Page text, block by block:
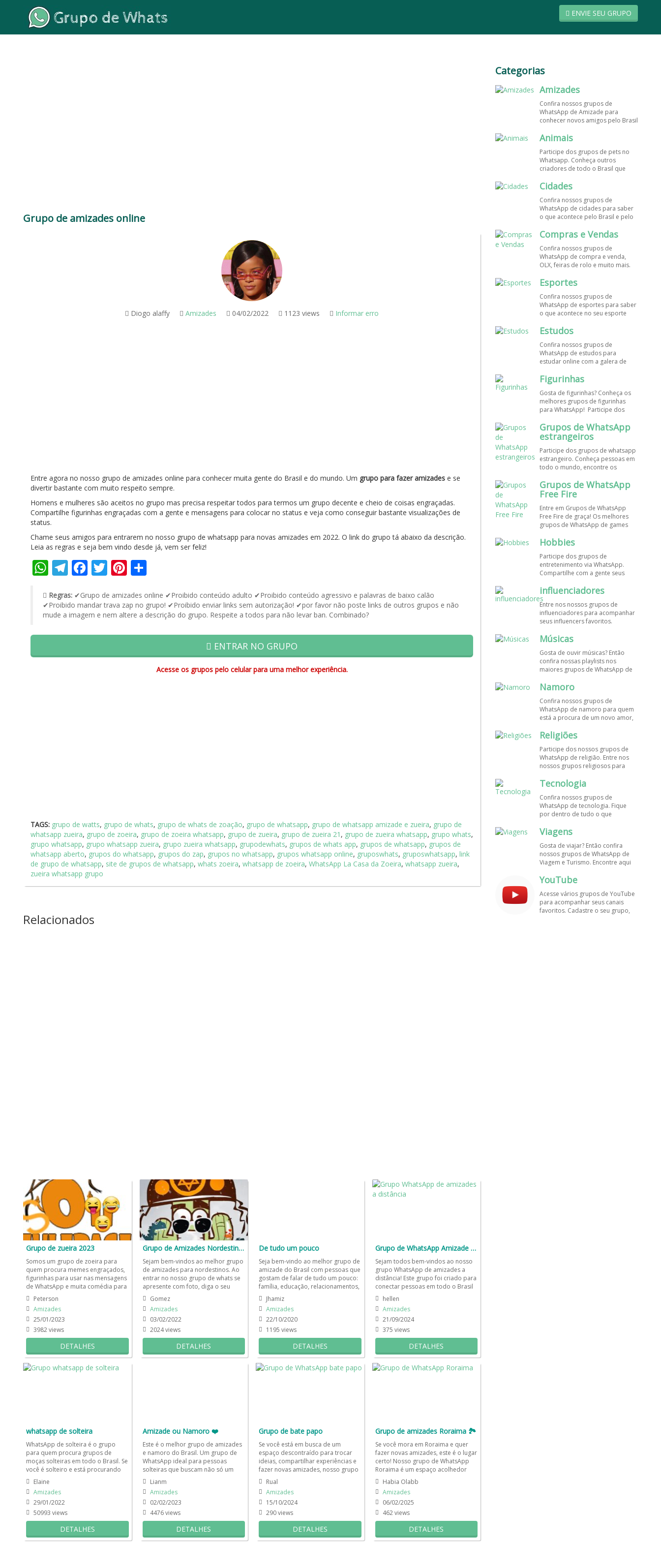
ENVIE SEU GRUPO
Grupo de amizades online
Diogo alaffy Amizades 04/02/2022 1123 views Informar erro
Entre agora no nosso grupo de amizades online para conhecer muita gente do Brasil e do mundo. Um grupo para fazer amizades e se
divertir bastante com muito respeito sempre.
Homens e mulheres são aceitos no grupo mas precisa respeitar todos para termos um grupo decente e cheio de coisas engraçadas.
Compartilhe figurinhas engraçadas com a gente e mensagens para colocar no status e veja como conseguir bastante visualizações de
status.
Chame seus amigos para entrarem no nosso grupo de whatsapp para novas amizades em 2022. O link do grupo tá abaixo da descrição.
Leia as regras e seja bem vindo desde já, vem ser feliz!
WhatsApp
Telegram
Facebook
TwitterPinterest
Regras: ✔Grupo de amizades online ✔Proibido conteúdo adulto ✔Proibido conteúdo agressivo e palavras de baixo calão
✔Proibido mandar trava zap no grupo! ✔Proibido enviar links sem autorização! ✔por favor não poste links de outros grupos e não
mude a imagem e nem altere a descrição do grupo. Respeite a todos para não levar ban. Combinado?
ENTRAR NO GRUPO
Acesse os grupos pelo celular para uma melhor experiência.
TAGS: grupo de watts, grupo de whats, grupo de whats de zoação, grupo de whatsapp, grupo de whatsapp amizade e zueira, grupo de
whatsapp zueira, grupo de zoeira, grupo de zoeira whatsapp, grupo de zueira, grupo de zueira 21 , grupo de zueira whatsapp, grupo whats,
grupo whatsapp, grupo whatsapp zueira, grupo zueira whatsapp, grupodewhats, grupos de whats app, grupos de whatsapp, grupos de
whatsapp aberto, grupos do whatsapp, grupos do zap, grupos no whatsapp, grupos whatsapp online, gruposwhats, gruposwhatsapp, link
de grupo de whatsapp, site de grupos de whatsapp, whats zoeira, whatsapp de zoeira, WhatsApp La Casa da Zoeira, whatsapp zueira,
zueira whatsapp grupo
Relacionados
Grupo de zueira 2023
Somos um grupo de zoeira para
quem procura memes engraçados,
figurinhas para usar nas mensagens
de WhatsApp e muita comédia para
quem quer rir muito mas com...
Peterson
Amizades
25/01/2023
3982 views
DETALHES
Grupo de Amizades Nordestinos 🌵
Sejam bem-vindos ao melhor grupo
de amizades para nordestinos. Ao
entrar no nosso grupo de whats se
apresente com foto, diga o seu
nome, sua idade, o estado...
Gomez
Amizades
03/02/2022
2024 views
DETALHES
De tudo um pouco
Seja bem-vindo ao melhor grupo de
amizade do Brasil com pessoas que
gostam de falar de tudo um pouco:
família, educação, relacionamentos,
tecnologia,...
Jhamiz
Amizades
22/10/2020
1195 views
DETALHES
Grupo de WhatsApp Amizade a distância 🤳🏻💬
Sejam todos bem-vindos ao nosso
grupo WhatsApp de amizades a
distância! Este grupo foi criado para
conectar pessoas em todo o Brasil
e que desejam conhecer...
hellen
Amizades
21/09/2024
375 views
DETALHES
whatsapp de solteira
WhatsApp de solteira é o grupo
para quem procura grupos de
moças solteiras em todo o Brasil. Se
você é solteiro e está procurando
por um grupo mulheres...
Elaine
Amizades
29/01/2022
50993 views
DETALHES
Amizade ou Namoro ❤️
Este é o melhor grupo de amizades
e namoro do Brasil. Um grupo de
WhatsApp ideal para pessoas
solteiras que buscam não só um
relacionamento amoroso, mas...
Lianm
Amizades
02/02/2023
4476 views
DETALHES
Grupo de bate papo
Se você está em busca de um
espaço descontraído para trocar
ideias, compartilhar experiências e
fazer novas amizades, nosso grupo
de bate-papo é o lugar...
Rual
Amizades
15/10/2024
290 views
DETALHES
Grupo de amizades Roraima 🏞️
Se você mora em Roraima e quer
fazer novas amizades, este é o lugar
certo! Nosso grupo de WhatsApp
Roraima é um espaço acolhedor
para conhecer pessoas,...
Habia Olabb
Amizades
06/02/2025
462 views
DETALHES
Categorias
Amizades
Confira nossos grupos de
WhatsApp de Amizade para
conhecer novos amigos pelo Brasil
melhores grupos de WhatsApp é
Animais
Participe dos grupos de pets no
Whatsapp. Conheça outros
criadores de todo o Brasil que
trocar dicas sobre como cuidar
grupos de WhatsApp de graça!
Cidades
Confira nossos grupos de
WhatsApp de cidades para saber
o que acontece pelo Brasil e pelo
grupos de WhatsApp é de graça!
Compras e Vendas
Confira nossos grupos de
WhatsApp de compra e venda,
OLX, feiras de rolo e muito mais.
de WhatsApp é de grátis! Entre
agora!
Esportes
Confira nossos grupos de
WhatsApp de esportes para saber
o que acontece no seu esporte
melhores grupos de WhatsApp é
Estudos
Confira nossos grupos de
WhatsApp de estudos para
estudar online com a galera de
melhores grupos de WhatsApp é
de graça!
Figurinhas
Gosta de figurinhas? Conheça os
melhores grupos de figurinhas
para WhatsApp! Participe dos
figurinhas e stickers grátis.
Encontre aqui os melhores grupos
de WhatsApp e bombe seu perfil!
Grupos de WhatsApp
estrangeiros
Participe dos grupos de whatsapp
estrangeiro. Conheça pessoas em
todo o mundo, encontre os
Encontre esses e mais grupos de
WhatsApp de graça!
Grupos de WhatsApp
Free Fire
Entre em Grupos de WhatsApp
Free Fire de graça! Os melhores
grupos de WhatsApp de games
grupos de whats e faça novos
Hobbies
Participe dos grupos de
entretenimento via WhatsApp.
Compartilhe com a gente seus
os melhores grupos de WhatsApp,
é grátis e divertido!
influenciadores
Entre nos nossos grupos de
influenciadores para acompanhar
seus influencers favoritos.
em todo o Brasil e o mundo!
seus seguidores!
Músicas
Gosta de ouvir músicas? Então
confira nossas playlists nos
maiores grupos de WhatsApp de
melhores grupos de WhatsApp é
Namoro
Confira nossos grupos de
WhatsApp de namoro para quem
está a procura de um novo amor,
mais grupos de WhatsApp é de
graça!
Religiões
Participe dos nossos grupos de
WhatsApp de religião. Entre nos
nossos grupos religiosos para
só fé! Entre agora!
Tecnologia
Confira nossos grupos de
WhatsApp de tecnologia. Fique
por dentro de tudo o que
Aqui tem os grupos de WhatsApp
é de graça!
Viagens
Gosta de viajar? Então confira
nossos grupos de WhatsApp de
Viagem e Turismo. Encontre aqui
é de graça! Compartilhe com os
YouTube
Acesse vários grupos de YouTube
para acompanhar seus canais
favoritos. Cadastre o seu grupo,